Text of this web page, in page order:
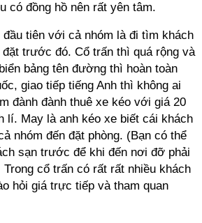
có đồng hồ nên rất yên tâm.
tiên với cả nhóm là đi tìm khách
trước đó. Cổ trấn thì quá rộng và
bảng tên đường thì hoàn toàn
giao tiếp tiếng Anh thì không ai
đành đành thuê xe kéo với giá 20
lí. May là anh kéo xe biết cái khách
nhóm đến đặt phòng. (Bạn có thể
sạn trước để khi đến nơi đỡ phải
cổ trấn có rất rất nhiều khách
hỏi giá trực tiếp và tham quan